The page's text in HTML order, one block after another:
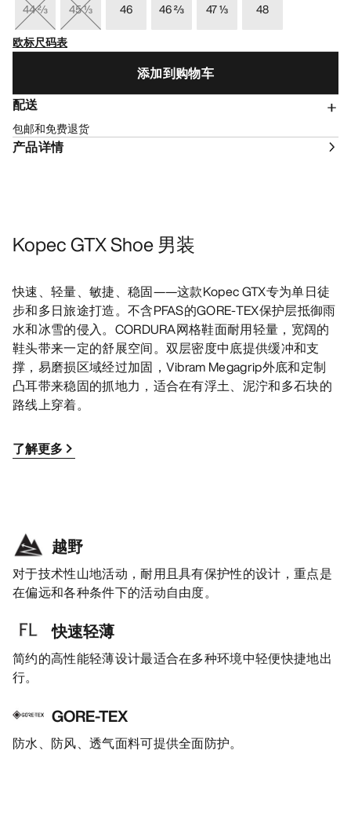
44 ⅔ 45 ⅓ 46 46 ⅔ 47 ⅓
48
欧标尺码表
添加到购物车
配送
包邮和免费退货
产品详情
Kopec GTX Shoe 男装
快速、轻量、敏捷、稳固——这款Kopec GTX专为单日徒
步和多日旅途打造。不含PFAS的GORE-TEX保护层抵御雨
水和冰雪的侵入。CORDURA网格鞋面耐用轻量，宽阔的
鞋头带来一定的舒展空间。双层密度中底提供缓冲和支
撑，易磨损区域经过加固，Vibram Megagrip外底和定制
凸耳带来稳固的抓地力，适合在有浮土、泥泞和多石块的
路线上穿着。
了解更多
越野
对于技术性山地活动，耐用且具有保护性的设计，重点是
在偏远和各种条件下的活动自由度。
快速轻薄
简约的高性能轻薄设计最适合在多种环境中轻便快捷地出
行。
GORE-TEX
防水、防风、透气面料可提供全面防护。